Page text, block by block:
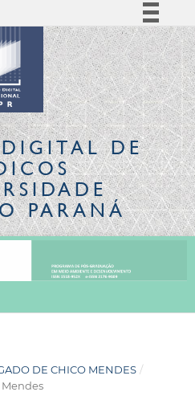
Simplifique!
Comunica BR
Participe
Acesso à informação
Legislação
CanaisDE
PARANÁ
DE CHICO MENDES /